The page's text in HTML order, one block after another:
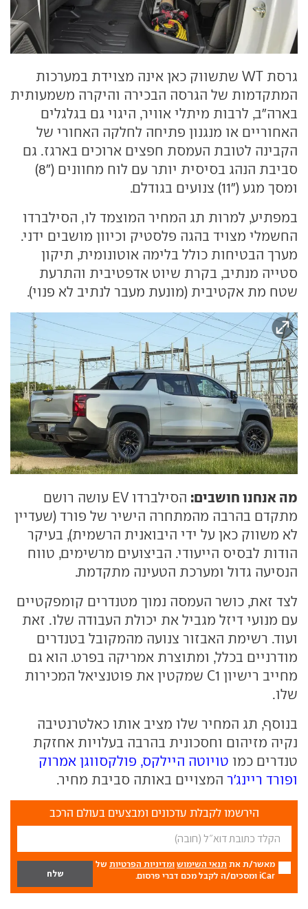
גרסת WT שתשווק כאן אינה מצוידת במערכות
המתקדמות של הגרסה הבכירה והיקרה משמעותית
בארה"ב, לרבות מיתלי אוויר, היגוי גם בגלגלים
האחוריים או מנגנון פתיחה לחלקה האחורי של
הקבינה לטובת העמסת חפצים ארוכים בארגז. גם
סביבת הנהג בסיסית יותר עם לוח מחוונים ("8)
ומסך מגע ("11) צנועים בגודלם.
במפתיע, למרות תג המחיר המוצמד לו, הסילברדו
החשמלי מצויד בהגה פלסטיק וכיוון מושבים ידני.
מערך הבטיחות כולל בלימה אוטונומית, תיקון
סטייה מנתיב, בקרת שיוט אדפטיבית והתרעת
שטח מת אקטיבית (מונעת מעבר לנתיב לא פנוי).
מה אנחנו חושבים:
הסילברדו EV עושה רושם
מתקדם בהרבה מהמתחרה הישיר של פורד (שעדיין
לא משווק כאן על ידי היבואנית הרשמית), בעיקר
הודות לבסיס הייעודי. הביצועים מרשימים, טווח
הנסיעה גדול ומערכת הטעינה מתקדמת.
לצד זאת, כושר העמסה נמוך מטנדרים קומפקטיים
עם מנועי דיזל מגביל את יכולת העבודה שלו. זאת
ועוד. רשימת האבזור צנועה מהמקובל בטנדרים
מודרניים בכלל, ומתוצרת אמריקה בפרט. הוא גם
מחייב רישיון C1 שמקטין את פוטנציאל המכירות
שלו.
בנוסף, תג המחיר שלו מציב אותו כאלטרנטיבה
נקיה מזיהום וחסכונית בהרבה בעלויות אחזקת
טנדרים כמו טויוטה היילקס, פולקסווגן אמרוק
ופורד ריינג'ר המצויים באותה סביבת מחיר.
הירשמו לקבלת עדכונים ומבצעים בעולם הרכב
מאשר/ת את תנאי השימוש ומדיניות הפרטיות של
iCar ומסכים/ה לקבל מכם דברי פרסום.